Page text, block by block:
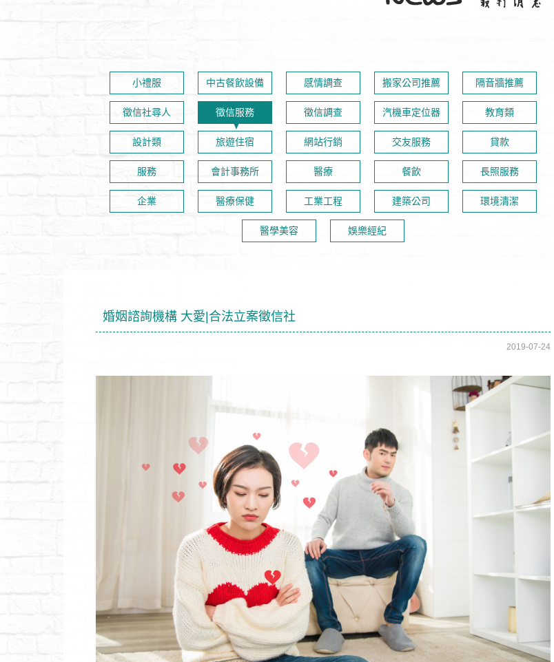
小禮服 中古餐飲設備 感情調查 搬家公司推薦 隔音牆推薦
徵信社尋人 徵信服務 徵信調查 汽機車定位器 教育類
設計類 旅遊住宿 網站行銷 交友服務 貸款
服務 會計事務所 醫療 餐飲 長照服務
企業 醫療保健 工業工程 建築公司 環境清潔
醫學美容 娛樂經紀
婚姻諮詢機構 大愛|合法立案徵信社
2019-07-24